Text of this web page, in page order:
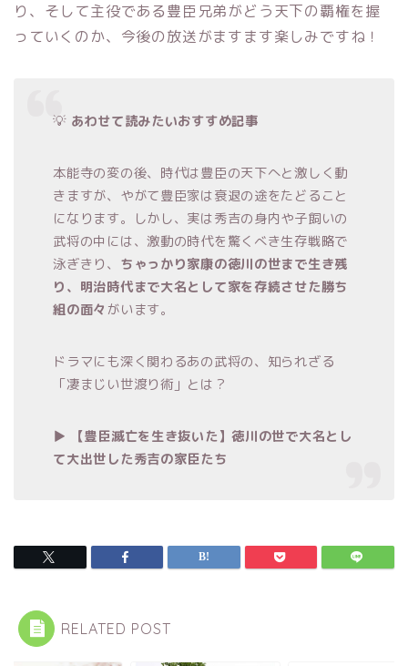
り、そして主役である豊臣兄弟がどう天下の覇権を握
っていくのか、今後の放送がますます楽しみですね！
💡 あわせて読みたいおすすめ記事
本能寺の変の後、時代は豊臣の天下へと激しく動
きますが、やがて豊臣家は衰退の途をたどること
になります。しかし、実は秀吉の身内や子飼いの
武将の中には、激動の時代を驚くべき生存戦略で
泳ぎきり、 ちゃっかり家康の徳川の世まで生き残
り、明治時代まで大名として家を存続させた勝ち
組の面々 がいます。
ドラマにも深く関わるあの武将の、知られざる
「凄まじい世渡り術」とは？
▶
【豊臣滅亡を生き抜いた】徳川の世で大名とし
て大出世した秀吉の家臣たち
RELATED POST